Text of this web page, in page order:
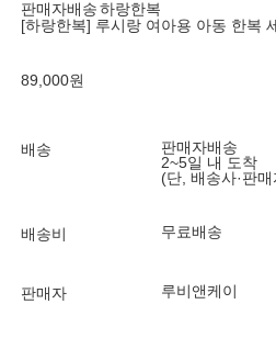
판매자배송하랑한복
[하랑한복] 루시랑 여아용 아동 한복
89,000원
배송
판매자배송
2~5일 내 도착
(단, 배송사·판
배송비 무료배송
판매자 루비앤케이